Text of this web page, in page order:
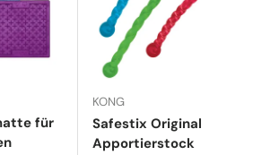
für
KONG
Safestix Original
Apportierstock